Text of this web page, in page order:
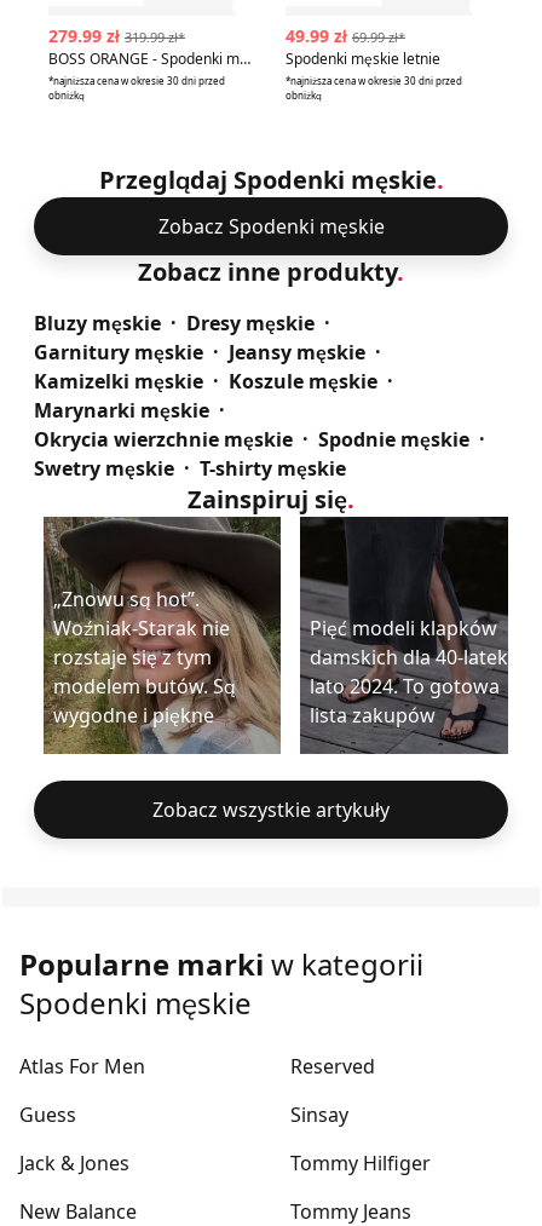
279.99 zł 319.99 zł*
BOSS ORANGE - Spodenki męskie
*najniższa cena w okresie 30 dni przed
obniżką
49.99 zł 69.99 zł*
Spodenki męskie letnie
*najniższa cena w okresie 30 dni przed
obniżką
Przeglądaj Spodenki męskie.
Zobacz Spodenki męskie
Zobacz inne produkty.
Bluzy męskie
Dresy męskie
Garnitury męskie
Jeansy męskie
Kamizelki męskie
Koszule męskie
Marynarki męskie
Okrycia wierzchnie męskie
Spodnie męskie
Swetry męskie
T-shirty męskie
Zainspiruj się.
„Znowu są hot”.
Woźniak-Starak nie
rozstaje się z tym
modelem butów. Są
wygodne i piękne
Pięć modeli klapków
damskich dla 40-latek na
lato 2024. To gotowa
lista zakupów
Zobacz wszystkie artykuły
Popularne marki w kategorii
Spodenki męskie
Atlas For Men
Guess
Jack & Jones
New Balance
Reserved
Sinsay
Tommy Hilfiger
Tommy Jeans